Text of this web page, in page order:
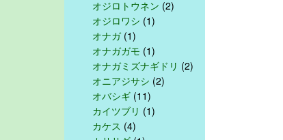
オジロトウネン (2)
オジロワシ (1)
オナガ(1)
オナガガモ (1)
オナガミズナギドリ (2)
オニアジサシ (2)
オバシギ (11)
カイツブリ (1)
カケス (4)